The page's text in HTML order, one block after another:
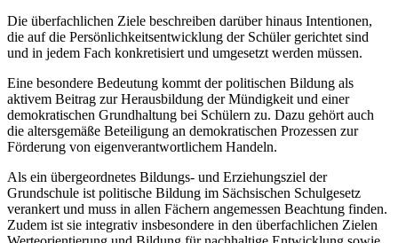
Die überfachlichen Ziele beschreiben darüber hinaus Intentionen,
die auf die Persönlichkeitsentwicklung der Schüler gerichtet sind
und in jedem Fach konkretisiert und umgesetzt werden müssen.
Eine besondere Bedeutung kommt der politischen Bildung als
aktivem Beitrag zur Herausbildung der Mündigkeit und einer
demokratischen Grundhaltung bei Schülern zu. Dazu gehört auch
die altersgemäße Beteiligung an demokratischen Prozessen zur
Förderung von eigenverantwortlichem Handeln.
Als ein übergeordnetes Bildungs- und Erziehungsziel der
Grundschule ist politische Bildung im Sächsischen Schulgesetz
verankert und muss in allen Fächern angemessen Beachtung finden.
Zudem ist sie integrativ insbesondere in den überfachlichen Zielen